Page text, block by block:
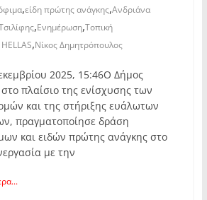
,είδη πρώτης ανάγκης,Ανδριάνα
,Ενημέρωση,Τοπική
,Νίκος Δημητρόπουλος
2025, 15:46Ο Δήμος
πλαίσιο της ενίσχυσης των
και της στήριξης ευάλωτων
πραγματοποίησε δράση
και ειδών πρώτης ανάγκης στο
με την